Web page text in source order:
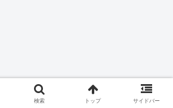
検索 トップ サイドバー